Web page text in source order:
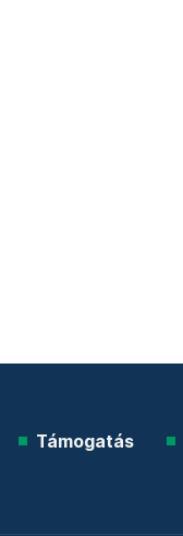
Támogatás